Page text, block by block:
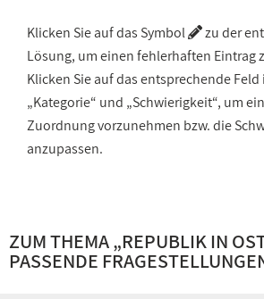
Klicken Sie auf das Symbol
zu der
Lösung, um einen fehlerhaften Eintrag
Klicken Sie auf das entsprechende
„Kategorie“ und „Schwierigkeit“, um
Zuordnung vorzunehmen bzw. die
anzupassen.
ZUM THEMA „REPUBLIK IN
PASSENDE